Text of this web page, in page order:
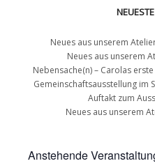
Neues aus unserem
Neues aus unserem
Nebensache(n) – Carolas
Gemeinschaftsausstellung im
Auftakt zum
Neues aus unserem
Anstehende